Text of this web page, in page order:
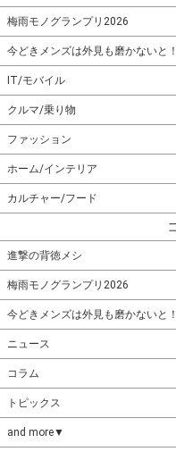
梅雨モノグランプリ2026
今どきメンズは外見も磨かないと！
IT/モバイル
クルマ/乗り物
ファッション
ホーム/インテリア
カルチャー/フード
進撃の背徳メシ
梅雨モノグランプリ2026
今どきメンズは外見も磨かないと！
ニュース
コラム
トピックス
and more▼